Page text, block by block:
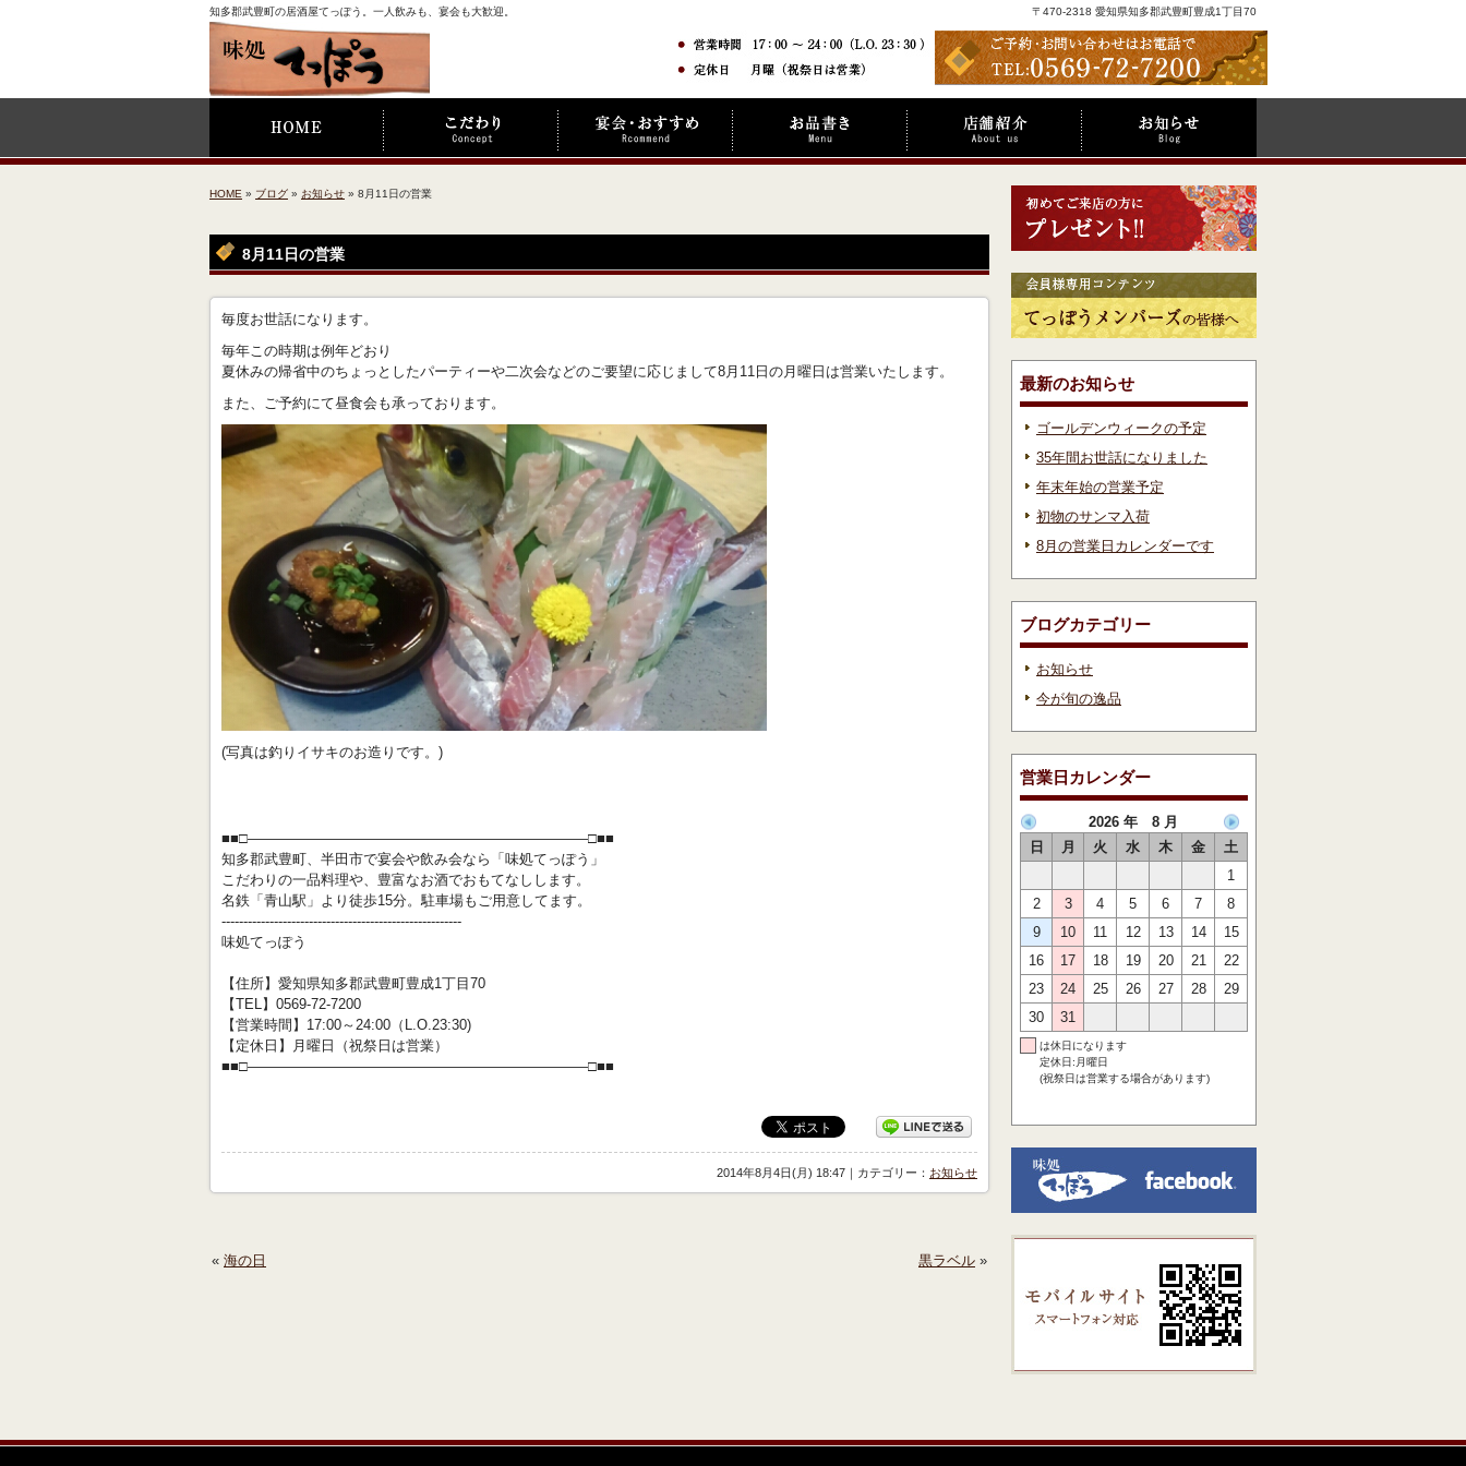
知多郡武豊町の居酒屋てっぽう。一人飲みも、宴会も大歓迎。 〒470-2318 愛知県知多郡武豊町豊成1丁目70
HOME » ブログ » お知らせ » 8月11日の営業
8月11日の営業
毎度お世話になります。
毎年この時期は例年どおり
夏休みの帰省中のちょっとしたパーティーや二次会などのご要望に応じまして8月11日の月曜日は営業いたします。
また、ご予約にて昼食会も承っております。
(写真は釣りイサキのお造りです。)
■■□――――――――――――――――――――――――□■■
知多郡武豊町、半田市で宴会や飲み会なら「味処てっぽう」
こだわりの一品料理や、豊富なお酒でおもてなしします。
名鉄「青山駅」より徒歩15分。駐車場もご用意してます。
-------------------------------------------------------
味処てっぽう
【住所】愛知県知多郡武豊町豊成1丁目70
【TEL】0569-72-7200
【営業時間】17:00～24:00（L.O.23:30)
【定休日】月曜日（祝祭日は営業）
■■□――――――――――――――――――――――――□■■
2014年8月4日(月) 18:47｜カテゴリー： お知らせ
« 海の日 黒ラベル »
最新のお知らせ
ゴールデンウィークの予定
35年間お世話になりました
年末年始の営業予定
初物のサンマ入荷
8月の営業日カレンダーです
ブログカテゴリー
お知らせ
今が旬の逸品
営業日カレンダー
2026 年 8 月
日
月 火 水 木 金
土
1
2
3 4 5 6 7
8
9
10 11 12 13 14
15
16
17 18 19 20 21
22
23
24 25 26 27 28
29
30
31
は休日になります
定休日:月曜日
(祝祭日は営業する場合があります)